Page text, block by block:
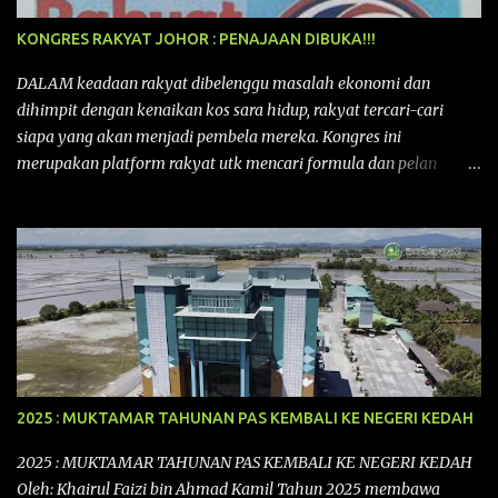
KONGRES RAKYAT JOHOR : PENAJAAN DIBUKA!!!
DALAM keadaan rakyat dibelenggu masalah ekonomi dan
dihimpit dengan kenaikan kos sara hidup, rakyat tercari-cari
siapa yang akan menjadi pembela mereka. Kongres ini
merupakan platform rakyat utk mencari formula dan pelan
pertama yang telah diadakan pada 12 September 2015 di Shah
Alam, Selangor, di peringkat kebangsaan dengan tema
“MEMBINA MALAYSIA SEJAHTERA”, Kongre s Rakyat di
peringkat negeri-negeri mula diadakan. Isu-isu rakyat yang telah
ditimbulkan di peringkat kebangsaan termasuklah isu-isu
ekonomi, sosial, pendidikan, pengurusan sumber, kesihatan,
budaya, pembangunan bandar dan desa, kos dan kualiti hidup
dan perundangan. Di peringkat negeri pula, isu akan dijuruskan
dengan lebih terperinci perkara-perkara tersebut dengan keadaan
setempat. Kongres Rakyat Johor ini akan melibat pelbagai pihak
2025 : MUKTAMAR TAHUNAN PAS KEMBALI KE NEGERI KEDAH
2025 : MUKTAMAR TAHUNAN PAS KEMBALI KE NEGERI KEDAH
Oleh: Khairul Faizi bin Ahmad Kamil Tahun 2025 membawa